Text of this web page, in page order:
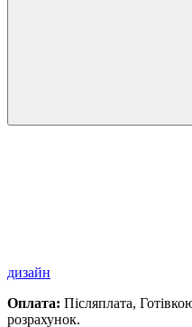
дизайн
Оплата: Післяплата,
розрахунок.